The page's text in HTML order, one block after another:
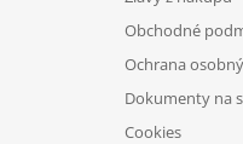
Obchodné
Ochrana
Dokumenty na
Cookies